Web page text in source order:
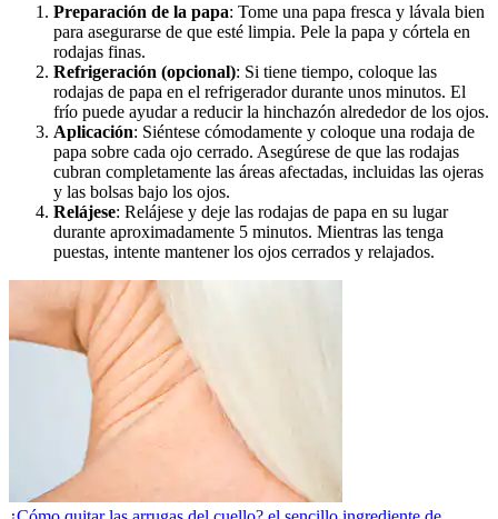
Preparación de la papa: Tome una papa fresca y lávala bien
para asegurarse de que esté limpia. Pele la papa y córtela en
rodajas finas.
Refrigeración (opcional): Si tiene tiempo, coloque las
rodajas de papa en el refrigerador durante unos minutos. El
frío puede ayudar a reducir la hinchazón alrededor de los ojos.
Aplicación: Siéntese cómodamente y coloque una rodaja de
papa sobre cada ojo cerrado. Asegúrese de que las rodajas
cubran completamente las áreas afectadas, incluidas las ojeras
y las bolsas bajo los ojos.
Relájese: Relájese y deje las rodajas de papa en su lugar
durante aproximadamente 5 minutos. Mientras las tenga
puestas, intente mantener los ojos cerrados y relajados.